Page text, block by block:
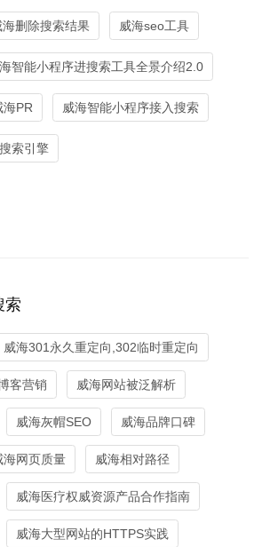
海删除搜索结果 威海seo工具
智能小程序进搜索工具全景介绍2.0
海PR 威海智能小程序接入搜索
索引擎
索
威海301永久重定向,302临时重定向
客营销 威海网站被泛解析
威海灰帽SEO 威海品牌口碑
海网页质量 威海相对路径
威海医疗权威资源产品合作指南
威海大型网站的HTTPS实践